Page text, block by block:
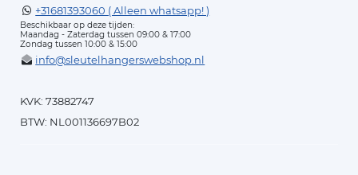
+31681393060 ( Alleen whatsapp! )
Beschikbaar op deze tijden:
Maandag - Zaterdag tussen 09:00 & 17:00
Zondag tussen 10:00 & 15:00
info@sleutelhangerswebshop.nl
KVK: 73882747
BTW: NL001136697B02